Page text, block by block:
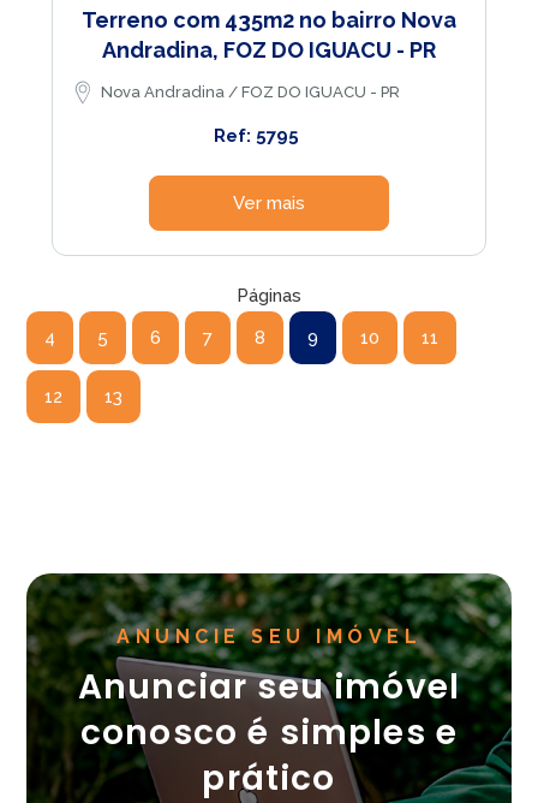
Terreno com 435m2 no bairro Nova
Andradina, FOZ DO IGUACU - PR
Nova Andradina / FOZ DO IGUACU - PR
Ref: 5795
Ver mais
Páginas
4
5 6 7 8 9 10 11
12 13
ANUNCIE SEU IMÓVEL
Anunciar seu imóvel
conosco é simples e
prático